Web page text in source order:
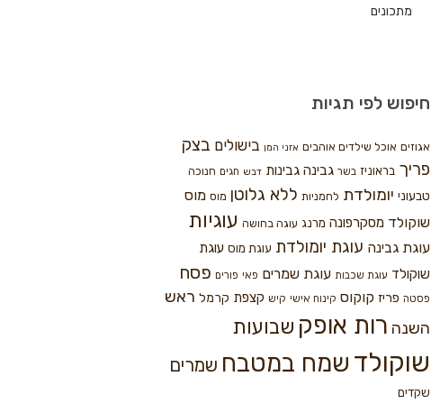
מתכונים
חיפוש לפי תגיות
אגוזים אוכל שילדים אוהבים אזני המן בישולים בצק
פריך בראוניז בשר גבינה גבינות דבש חגים חנוכה
טבעוני יומולדת לחמניות ללא גלוטן מוס מוס
שוקולד מסקרפונה מרנג עוגה בחושה עוגיות
עוגת גבינה עוגת יומולדת עוגת מוס עוגת
שוקולד עוגת שכבות עוגת שמרים פאי פורים פסח
פסטה פריז קוקוס קינוח אישי קיש קצפת קרמל ראש
השנה רות אופק שבועות
שוקולד שמח במטבח שמרים
שקדים